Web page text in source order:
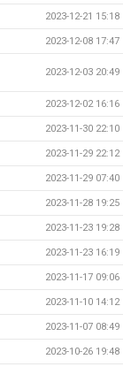
2023-12-21 15:18
2023-12-08 17:47
2023-12-03 20:49
2023-12-02 16:16
2023-11-30 22:10
2023-11-29 22:12
2023-11-29 07:40
2023-11-28 19:25
2023-11-23 19:28
2023-11-23 16:19
2023-11-17 09:06
2023-11-10 14:12
2023-11-07 08:49
2023-10-26 19:48